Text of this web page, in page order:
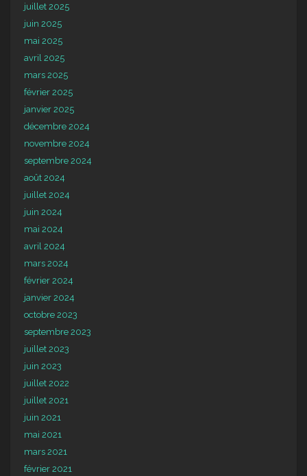
juillet 2025
juin 2025
mai 2025
avril 2025
mars 2025
février 2025
janvier 2025
décembre 2024
novembre 2024
septembre 2024
août 2024
juillet 2024
juin 2024
mai 2024
avril 2024
mars 2024
février 2024
janvier 2024
octobre 2023
septembre 2023
juillet 2023
juin 2023
juillet 2022
juillet 2021
juin 2021
mai 2021
mars 2021
février 2021